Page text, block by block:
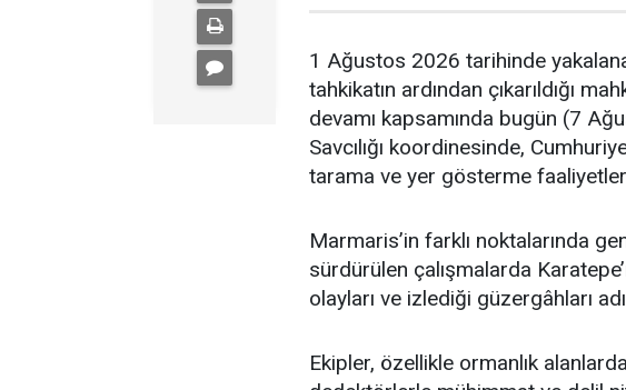
1 Ağustos 2026 tarihinde
tahkikatın ardından çıkarıldığı
devamı kapsamında bugün (7
Savcılığı koordinesinde,
tarama ve yer gösterme
Marmaris’in farklı noktalarında
sürdürülen çalışmalarda
olayları ve izlediği güzergâhları
Ekipler, özellikle ormanlık